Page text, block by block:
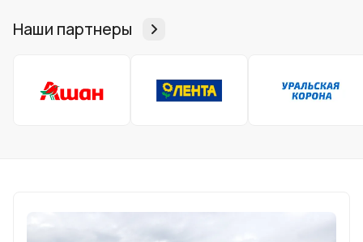
Наши партнеры